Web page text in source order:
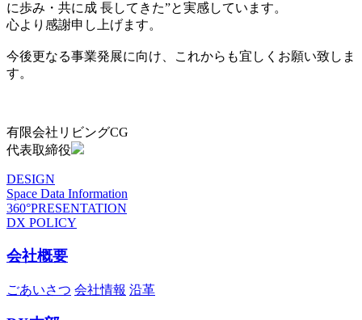
に歩み・共に成 長してきた”と実感しています。
心より感謝申し上げます。
今後更なる事業発展に向け、これからも宜しくお願い致しま
す。
有限会社リビングCG
代表取締役
DESIGN
Space Data Information
360°PRESENTATION
DX POLICY
会社概要
ごあいさつ 会社情報 沿革